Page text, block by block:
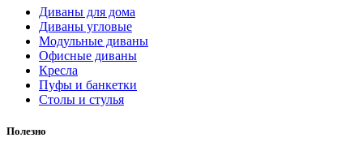
Диваны для дома
Диваны угловые
Модульные диваны
Офисные диваны
Кресла
Пуфы и банкетки
Столы и стулья
Полезно